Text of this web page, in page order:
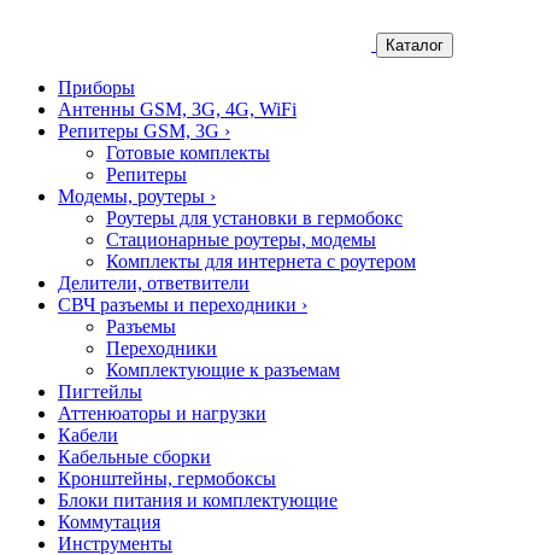
Каталог
Приборы
Антенны GSM, 3G, 4G, WiFi
Репитеры GSM, 3G ›
Готовые комплекты
Репитеры
Модемы, роутеры ›
Роутеры для установки в гермобокс
Стационарные роутеры, модемы
Комплекты для интернета с роутером
Делители, ответвители
СВЧ разъемы и переходники ›
Разъемы
Переходники
Комплектующие к разъемам
Пигтейлы
Аттенюаторы и нагрузки
Кабели
Кабельные сборки
Кронштейны, гермобоксы
Блоки питания и комплектующие
Коммутация
Инструменты